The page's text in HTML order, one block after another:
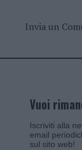
Invia un
Vuoi
Iscriviti alla
email
sul sito web!